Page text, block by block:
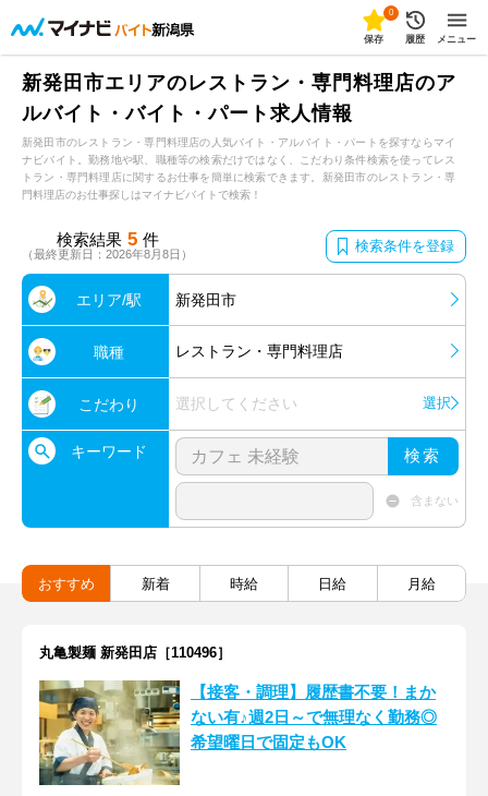
新潟県
0
保存 履歴 メニュー
新発田市エリアのレストラン・専門料理店のア
ルバイト・バイト・パート求人情報
新発田市のレストラン・専門料理店の人気バイト・アルバイト・パートを探すならマイ
ナビバイト。勤務地や駅、職種等の検索だけではなく、こだわり条件検索を使ってレス
トラン・専門料理店に関するお仕事を簡単に検索できます。新発田市のレストラン・専
門料理店のお仕事探しはマイナビバイトで検索！
検索結果 5 件
（最終更新日：2026年8月8日） 検索条件を登録
エリア/駅 新発田市
職種 レストラン・専門料理店
こだわり 選択してください 選択
キーワード 検索
含まない
おすすめ 新着 時給 日給 月給
丸亀製麺 新発田店［110496］
【接客・調理】履歴書不要！まか
ない有♪週2日～で無理なく勤務◎
希望曜日で固定もOK